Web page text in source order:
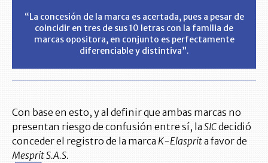
“La concesión de la marca es acertada, pues a pesar de
coincidir en tres de sus 10 letras con la familia de
marcas opositora, en conjunto es perfectamente
diferenciable y distintiva”.
Con base en esto, y al definir que ambas marcas no
presentan riesgo de confusión entre sí, laSICdecidió
conceder el registro de la marca K-Elasprita favor de
Mesprit S.A.S.